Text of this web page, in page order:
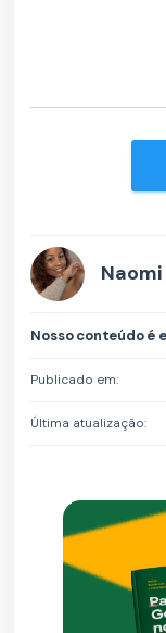
Naomi
Nosso conteúdo é
Publicado em:
Última atualização: